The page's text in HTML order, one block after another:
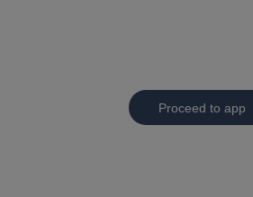
Proceed to app